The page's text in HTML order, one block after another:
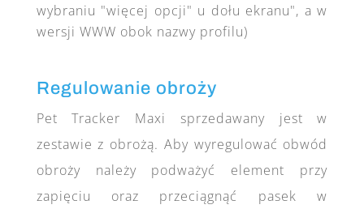
wybraniu "więcej opcji" u dołu ekranu", a w
wersji WWW obok nazwy profilu)
Regulowanie obroży
Pet Tracker Maxi sprzedawany jest w
zestawie z obrożą. Aby wyregulować obwód
obroży należy podważyć element przy
zapięciu oraz przeciągnąć pasek w